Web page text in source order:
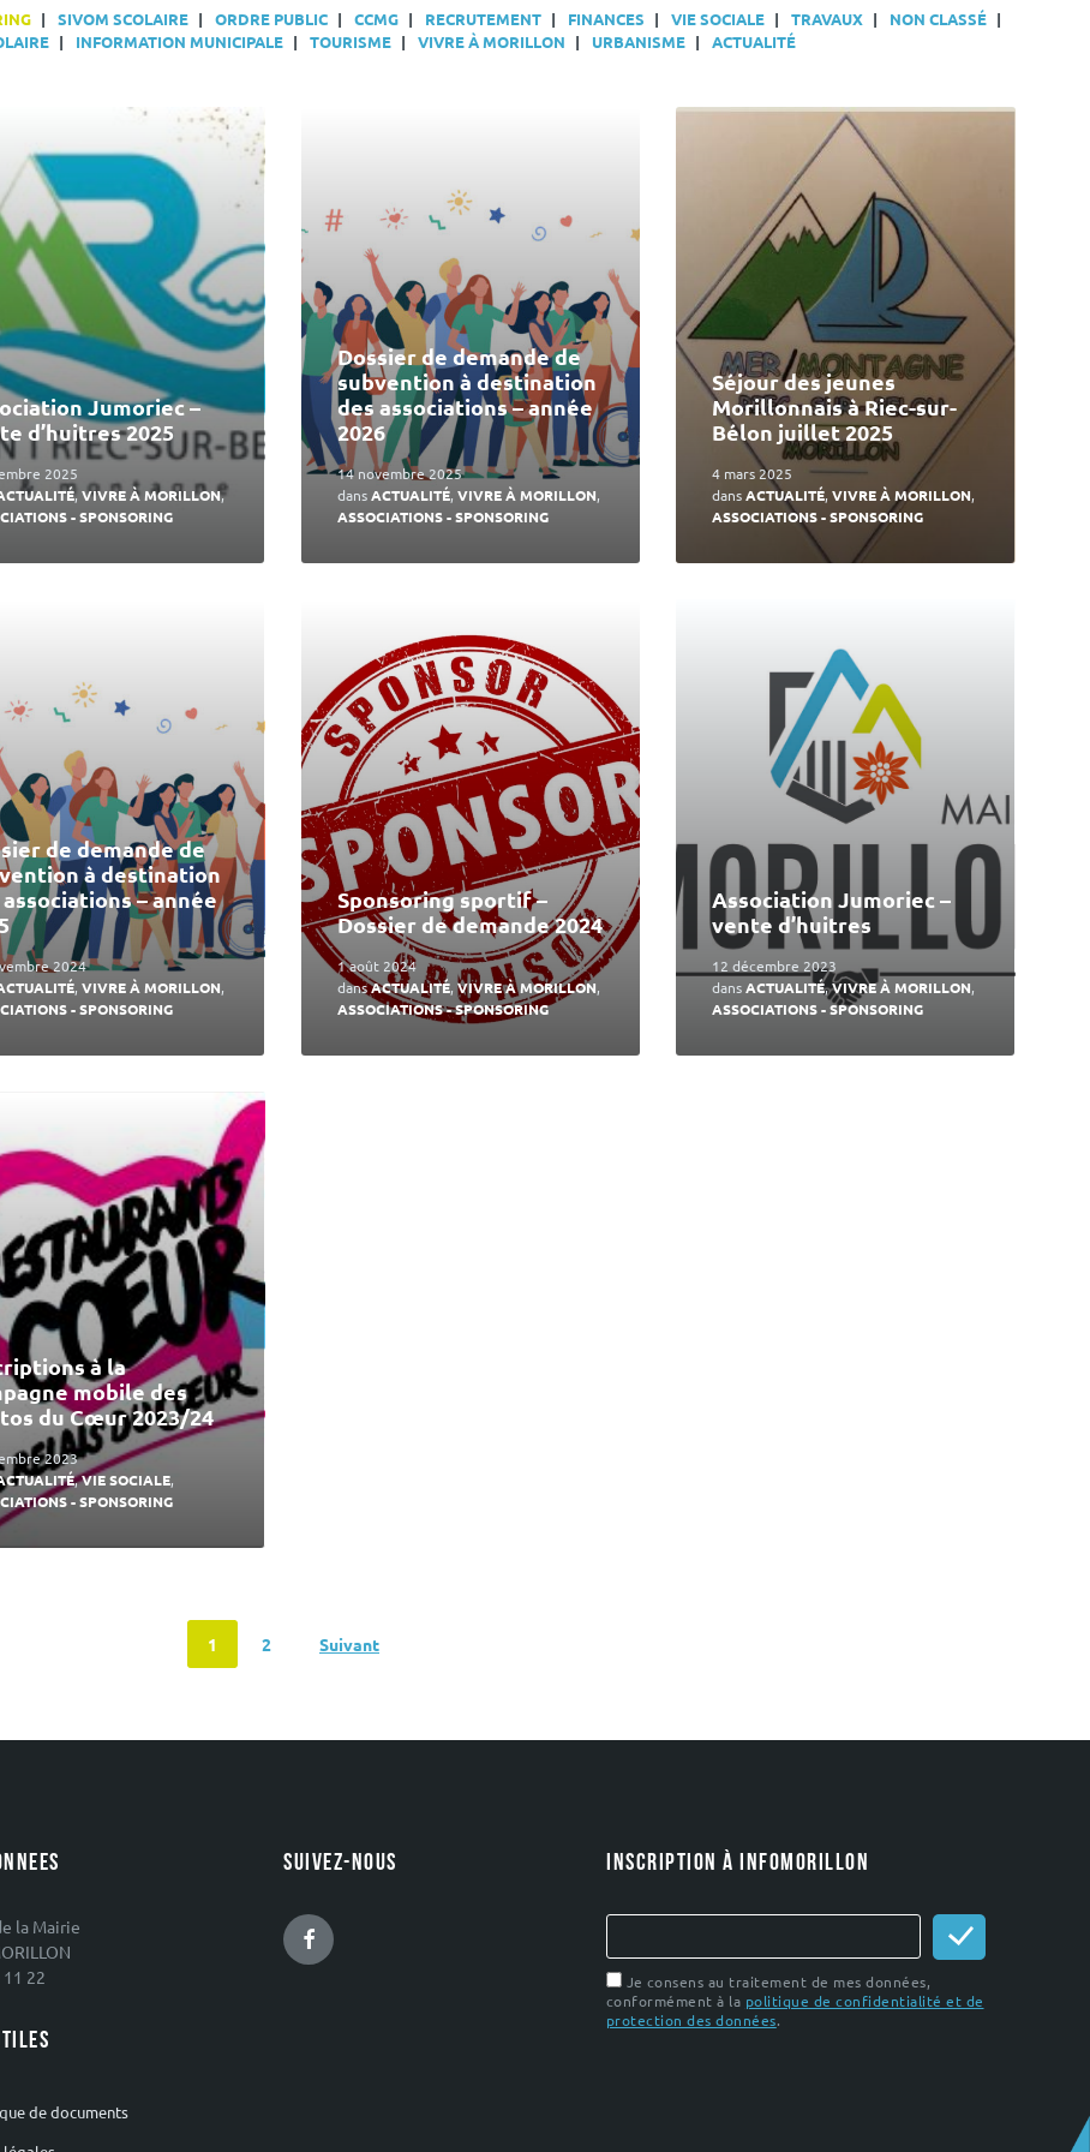
SIVOM SCOLAIRE ORDRE PUBLIC CCMG RECRUTEMENT FINANCES VIE SOCIALE TRAVAUX
NON CLASSÉ
INFORMATION MUNICIPALE TOURISME VIVRE À MORILLON URBANISME ACTUALITÉ
Jumoriec –
d’huitres 2025
2025
,VIVRE À MORILLON,
- SPONSORING
Dossier de demande de
subvention à destination
des associations – année
2026
14 novembre 2025
dansACTUALITÉ, VIVRE À MORILLON,
ASSOCIATIONS - SPONSORING
Séjour des jeunes
Morillonnais à Riec-sur-
Bélon juillet 2025
4 mars 2025
dansACTUALITÉ,VIVRE À MORILLON,
ASSOCIATIONS - SPONSORING
En
de demande de
à destination
– année
2024
,VIVRE À MORILLON,
- SPONSORING
Sponsoring sportif –
Dossier de demande 2024
1 août 2024
dansACTUALITÉ, VIVRE À MORILLON,
ASSOCIATIONS - SPONSORING
Association Jumoriec –
vente d’huitres
12 décembre 2023
dansACTUALITÉ,VIVRE À MORILLON,
ASSOCIATIONS - SPONSORING
à la
mobile des
du Cœur 2023/24
2023
,VIE SOCIALE,
- SPONSORING
1 2 Suivant
la Mairie
22
de documents
SUIVEZ-NOUS
Facebook
INSCRIPTION À INFOMORILLON
Je consens au traitement de mes données,
conformément à la politique de confidentialité et de
protection des données.